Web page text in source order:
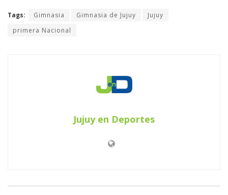
Tags: Gimnasia Gimnasia de Jujuy
Jujuy
primera Nacional
Jujuy en Deportes